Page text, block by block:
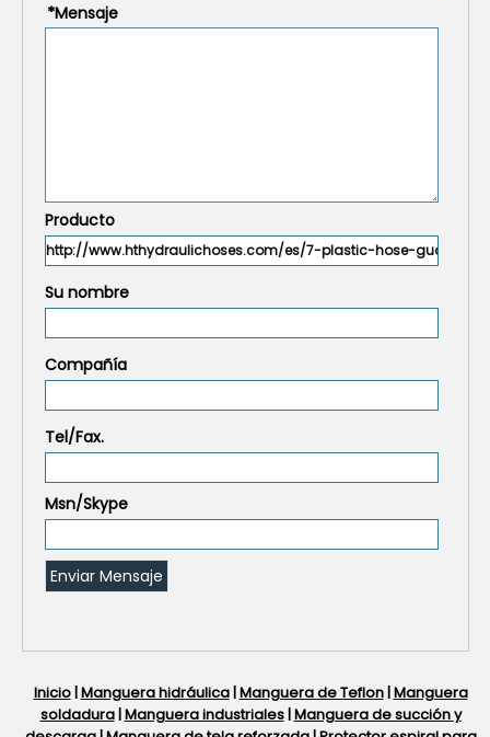
*Mensaje
Producto
Su nombre
Compañía
Tel/Fax.
Msn/Skype
Inicio|Manguera hidráulica|Manguera de Teflon|Manguera
soldadura|Manguera industriales|Manguera de succión y